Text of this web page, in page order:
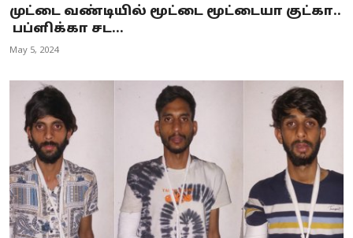
முட்டை வண்டியில் மூட்டை மூட்டையா குட்கா..
பப்ளிக்கா சட...
May 5, 2024